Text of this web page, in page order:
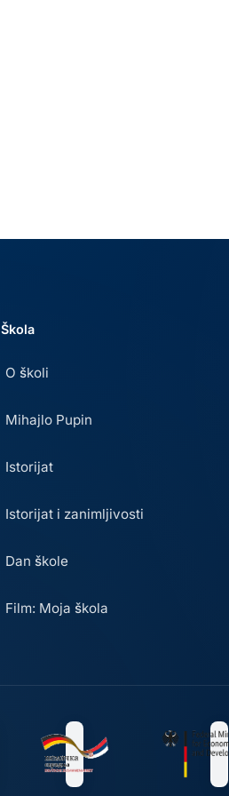
Škola
O školi
Mihajlo Pupin
Istorijat
Istorijat i zanimljivosti
Dan škole
Film: Moja škola